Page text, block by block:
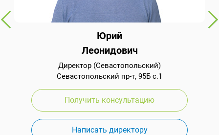
Юрий
Леонидович
Директор (Севастопольский)
Севастопольский пр-т, 95Б с.1
Получить консультацию
Написать директору